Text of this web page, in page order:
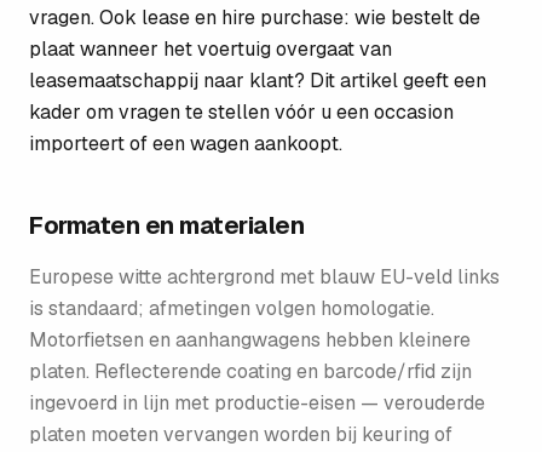
vragen. Ook lease en hire purchase: wie bestelt de
plaat wanneer het voertuig overgaat van
leasemaatschappij naar klant? Dit artikel geeft een
kader om vragen te stellen vóór u een occasion
importeert of een wagen aankoopt.
Formaten en materialen
Europese witte achtergrond met blauw EU-veld links
is standaard; afmetingen volgen homologatie.
Motorfietsen en aanhangwagens hebben kleinere
platen. Reflecterende coating en barcode/rfid zijn
ingevoerd in lijn met productie-eisen — verouderde
platen moeten vervangen worden bij keuring of